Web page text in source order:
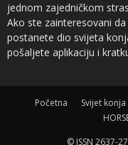
jednom zajedničkom
Ako ste zainteresovani
postanete dio svijeta
pošaljete aplikaciju i
Početna Svijet konja
© ISSN 2637-